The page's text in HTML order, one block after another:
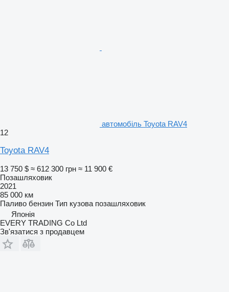
автомобіль Toyota RAV4
12
Toyota RAV4
13 750 $ ≈ 612 300 грн ≈ 11 900 €
Позашляховик
2021
85 000 км
Паливо бензин Тип кузова позашляховик
Японія
EVERY TRADING Co Ltd
Зв'язатися з продавцем